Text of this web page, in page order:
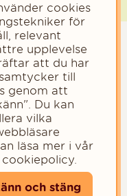
Norden AB
cookies
för
relevant
upplevelse
att du har
till
genom att
Du kan
vilka
läsa mer i vår
cookiepolicy.
och stäng